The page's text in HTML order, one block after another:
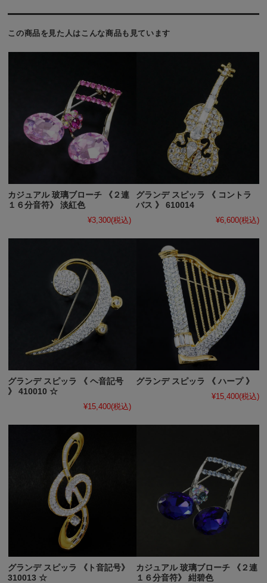
この商品を見た人はこんな商品も見ています
カジュアル 玻璃ブローチ 《２連
１６分音符》 淡紅色
¥3,300(税込)
グランデ スピッラ 《 コントラ
バス 》 610014
¥6,600(税込)
グランデ スピッラ 《 ヘ音記号
》 410010 ☆
¥15,400(税込)
グランデ スピッラ 《 ハープ 》
¥15,400(税込)
グランデ スピッラ 《ト音記号》
310013 ☆
カジュアル 玻璃ブローチ 《２連
１６分音符》 紺碧色